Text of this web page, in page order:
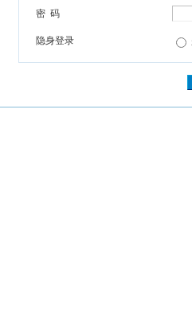
密 码
隐身登录